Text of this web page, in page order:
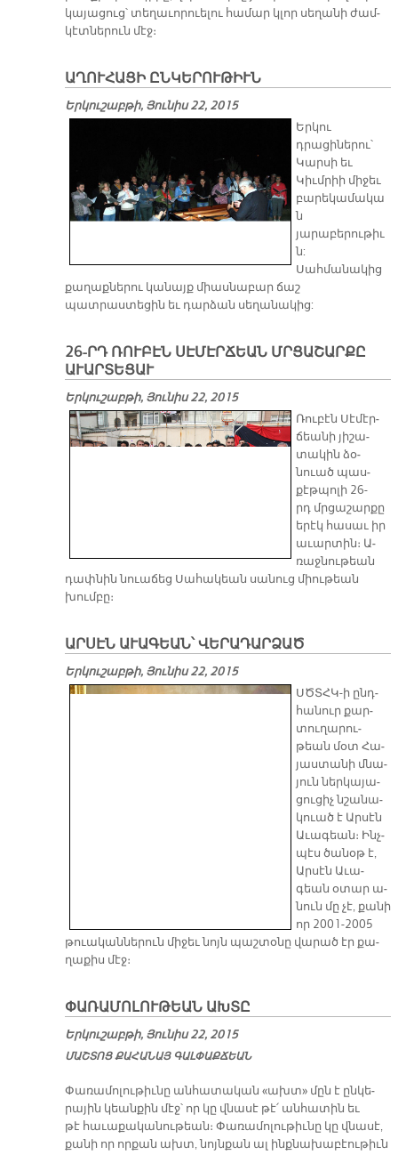
կա­յա­ցուց՝ տե­ղա­ւո­րուե­լու հա­մար կլոր սե­ղա­նի ժամ­
կէտ­նե­րուն մէջ։
ԱՂՈՒՀԱՑԻ ԸՆԿԵՐՈՒԹԻՒՆ
Երկուշաբթի, Յունիս 22, 2015
Երկու
դրացիներու՝
Կարսի եւ
Կիւմրիի միջեւ
բարեկամակա
ն
յարաբերութիւ
ն:
Սահմանակից
քաղաքներու կանայք միասնաբար ճաշ
պատրաստեցին եւ դարձան սեղանակից:
26-ՐԴ ՌՈՒԲԷՆ ՍԷՄԷՐՃԵԱՆ ՄՐՑԱՇԱՐՔԸ
ԱՒԱՐՏԵՑԱՒ
Երկուշաբթի, Յունիս 22, 2015
Ռու­բէն Սէ­մէր­
ճեա­նի յի­շա­
տա­կին ձօ­
նուած պաս­
քէթ­պո­լի 26-
րդ մրցա­շար­քը
ե­րէկ հա­սաւ իր
ա­ւար­տին։ Ա­
ռաջ­նու­թեան
դափ­նին նուա­ճեց Սա­հա­կեան սա­նուց միու­թեան
խում­բը։
ԱՐՍԷՆ ԱՒԱԳԵԱՆ՝ ՎԵՐԱԴԱՐՁԱԾ
Երկուշաբթի, Յունիս 22, 2015
ՍԾՏՀԿ­-ի ընդ­
հա­նուր քար­
տու­ղա­րու­
թեան մօտ Հա­
յաս­տա­նի մնա­
յուն ներ­կա­յա­
ցու­ցիչ նշա­նա­
կուած է Ար­սէն
Ա­ւա­գեան։ Ինչ­
պէս ծա­նօթ է,
Ար­սէն Ա­ւա­
գեան օ­տար ա­
նուն մը չէ, քա­նի
որ 2001-2005
թուա­կան­նե­րուն մի­ջեւ նոյն պաշ­տօ­նը վա­րած էր քա­
ղա­քիս մէջ։
ՓԱՌԱՄՈԼՈՒԹԵԱՆ ԱԽՏԸ
Երկուշաբթի, Յունիս 22, 2015
ՄԱՇ­ՏՈՑ ՔԱ­ՀԱ­ՆԱՅ ԳԱԼ­ՓԱՔ­ՃԵԱՆ
Փա­ռա­մո­լու­թիւ­նը ան­հա­տա­կան «ախտ» մըն է ըն­կե­
րա­յին կեան­քին մէջ՝ որ կը վնա­սէ թէ՛ ան­հա­տին եւ
թէ հա­ւա­քա­կա­նու­թեան։ Փա­ռա­մո­լու­թիւ­նը կը վնա­սէ,
քա­նի որ որ­քան ախտ, նոյն­քան ալ ինք­նա­խա­բէու­թիւն